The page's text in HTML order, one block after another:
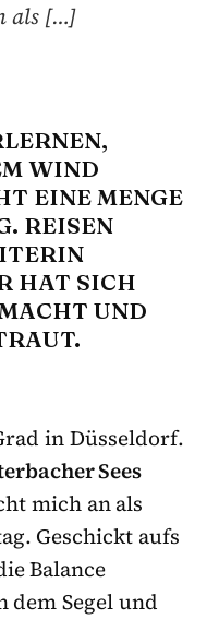
als […]
WIND
EINE MENGE
E
K
SICH S
UND S
in Düsseldorf.
Sees
mich an als
Geschickt aufs
Balance
dem Segel und